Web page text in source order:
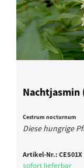
Nachtjasmin
Cestrum nocturnum
Diese hungrige
Artikel-Nr.:CES01X
sofort lieferbar